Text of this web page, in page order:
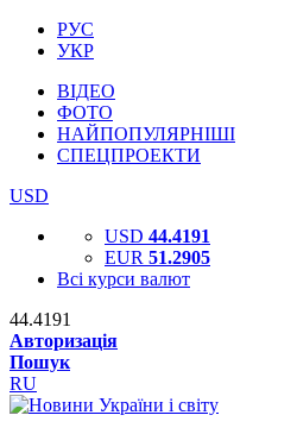
РУС
УКР
ВІДЕО
ФОТО
НАЙПОПУЛЯРНІШІ
СПЕЦПРОЕКТИ
USD
USD 44.4191
EUR 51.2905
Всі курси валют
44.4191
Авторизація
Пошук
RU